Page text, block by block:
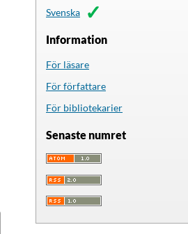
Svenska
Information
För läsare
För författare
För bibliotekarier
Senaste numret